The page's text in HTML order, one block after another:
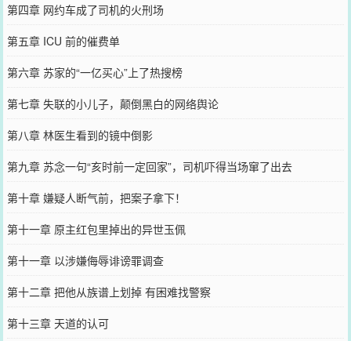
第四章 网约车成了司机的火刑场
第五章 ICU 前的催费单
第六章 苏家的“一亿买心”上了热搜榜
第七章 失联的小儿子，颠倒黑白的网络舆论
第八章 林医生看到的镜中倒影
第九章 苏念一句“亥时前一定回家”，司机吓得当场窜了出去
第十章 嫌疑人断气前，把案子拿下！
第十一章 原主红包里掉出的异世玉佩
第十一章 以涉嫌侮辱诽谤罪调查
第十二章 把他从族谱上划掉 有困难找警察
第十三章 天道的认可